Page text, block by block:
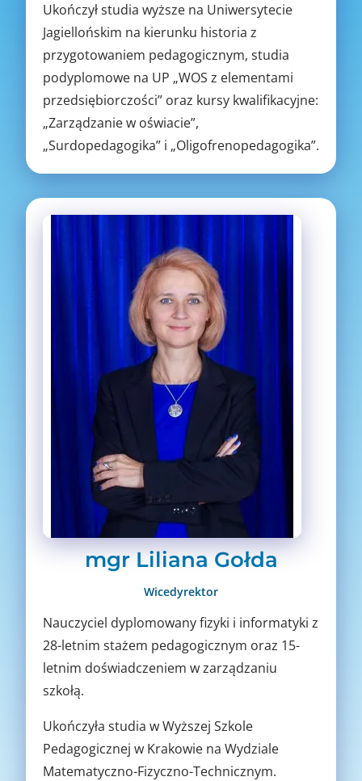
Ukończył studia wyższe na Uniwersytecie
Jagiellońskim na kierunku historia z
przygotowaniem pedagogicznym, studia
podyplomowe na UP „WOS z elementami
przedsiębiorczości” oraz kursy kwalifikacyjne:
„Zarządzanie w oświacie”,
„Surdopedagogika” i „Oligofrenopedagogika”.
mgr Liliana Gołda
Wicedyrektor
Nauczyciel dyplomowany fizyki i informatyki z
28-letnim stażem pedagogicznym oraz 15-
letnim doświadczeniem w zarządzaniu
szkołą.
Ukończyła studia w Wyższej Szkole
Pedagogicznej w Krakowie na Wydziale
Matematyczno-Fizyczno-Technicznym.